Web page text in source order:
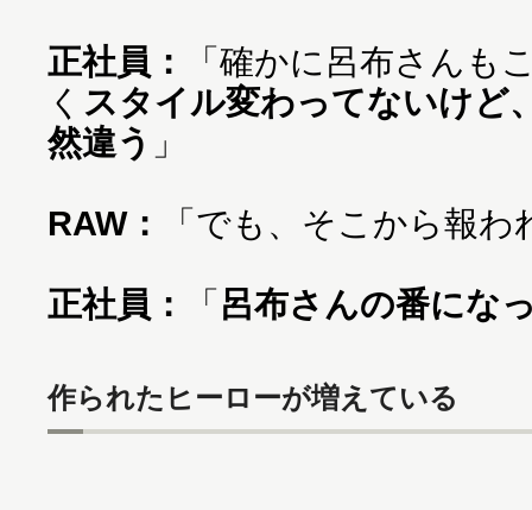
正社員：
「確かに呂布さんも
く スタイル変わってないけど
然違う 」
RAW： 「でも、そこから報
正社員： 「呂布さんの番にな
作られたヒーローが増えている